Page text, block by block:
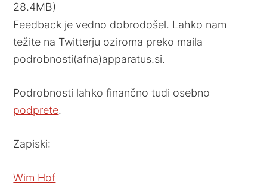
28.4MB)
Feedback je vedno dobrodošel. Lahko nam
težite na Twitterju oziroma preko maila
podrobnosti(afna)apparatus.si.
Podrobnosti lahko finančno tudi osebno
podprete.
Zapiski:
Wim Hof